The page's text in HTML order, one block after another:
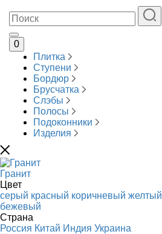
0
Плитка
Ступени
Бордюр
Брусчатка
Слэбы
Полосы
Подоконники
Изделия
Гранит
Цвет
серый красный коричневый желтый
бежевый
Страна
Россия Китай Индия Украина